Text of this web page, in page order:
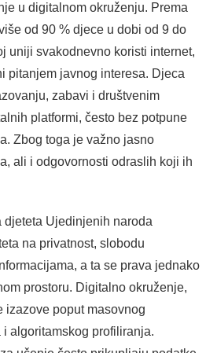
u digitalnom okruženju. Prema
od 90 % djece u dobi od 9 do
uniji svakodnevno koristi internet,
pitanjem javnog interesa. Djeca
zabavi i društvenim
platformi, često bez potpune
Zbog toga je važno jasno
ali i odgovornosti odraslih koji ih
djeteta Ujedinjenih naroda
na privatnost, slobodu
a ta se prava jednako
prostoru. Digitalno okruženje,
izazove poput masovnog
algoritamskog profiliranja.